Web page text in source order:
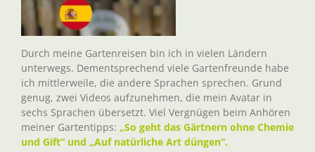
Durch meine Gartenreisen bin ich in vielen Ländern
unterwegs. Dementsprechend viele Gartenfreunde habe
ich mittlerweile, die andere Sprachen sprechen. Grund
genug, zwei Videos aufzunehmen, die mein Avatar in
sechs Sprachen übersetzt. Viel Vergnügen beim Anhören
meiner Gartentipps: „So geht das Gärtnern ohne Chemie
und Gift“ und „Auf natürliche Art düngen“.